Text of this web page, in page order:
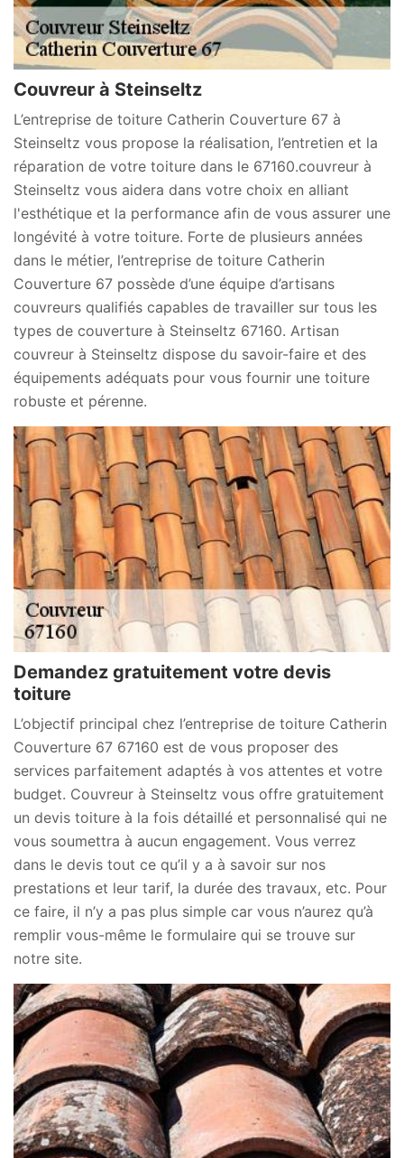
Couvreur à Steinseltz
L’entreprise de toiture Catherin Couverture 67 à
Steinseltz vous propose la réalisation, l’entretien et la
réparation de votre toiture dans le 67160.couvreur à
Steinseltz vous aidera dans votre choix en alliant
l'esthétique et la performance afin de vous assurer une
longévité à votre toiture. Forte de plusieurs années
dans le métier, l’entreprise de toiture Catherin
Couverture 67 possède d’une équipe d’artisans
couvreurs qualifiés capables de travailler sur tous les
types de couverture à Steinseltz 67160. Artisan
couvreur à Steinseltz dispose du savoir-faire et des
équipements adéquats pour vous fournir une toiture
robuste et pérenne.
Demandez gratuitement votre devis
toiture
L’objectif principal chez l’entreprise de toiture Catherin
Couverture 67 67160 est de vous proposer des
services parfaitement adaptés à vos attentes et votre
budget. Couvreur à Steinseltz vous offre gratuitement
un devis toiture à la fois détaillé et personnalisé qui ne
vous soumettra à aucun engagement. Vous verrez
dans le devis tout ce qu’il y a à savoir sur nos
prestations et leur tarif, la durée des travaux, etc. Pour
ce faire, il n’y a pas plus simple car vous n’aurez qu’à
remplir vous-même le formulaire qui se trouve sur
notre site.